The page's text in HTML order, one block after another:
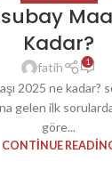
Kadar?
fatih 1
2025 ne kadar?
gelen ilk
göre...
CONTINUE